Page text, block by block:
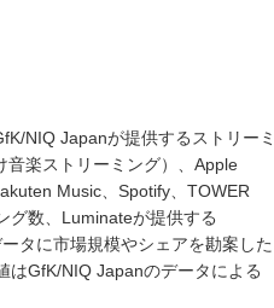
NIQ Japanが提供するストリーミ
音楽ストリーミング）、Apple
Music、Spotify、TOWER
グ数、Luminateが提供する
タに市場規模やシェアを勘案した
はGfK/NIQ Japanのデータによる